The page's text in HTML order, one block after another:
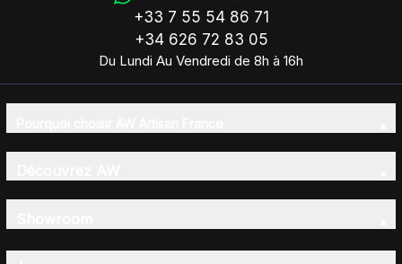
+33 7 55 54 86 71
+34 626 72 83 05
Du Lundi Au Vendredi de 8h à 16h